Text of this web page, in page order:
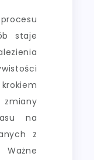
staje
na
z
Ważne